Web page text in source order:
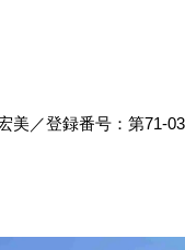
／登録番号：第